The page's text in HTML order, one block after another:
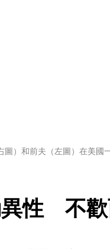
圖）和前夫（左圖）在美國
性　不